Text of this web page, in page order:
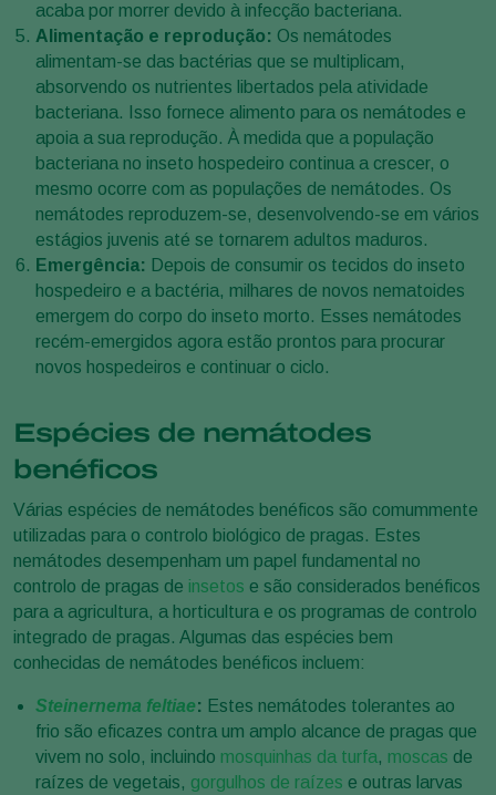
acaba por morrer devido à infecção bacteriana.
Alimentação e reprodução: Os nemátodes
alimentam-se das bactérias que se multiplicam,
absorvendo os nutrientes libertados pela atividade
bacteriana. Isso fornece alimento para os nemátodes e
apoia a sua reprodução. À medida que a população
bacteriana no inseto hospedeiro continua a crescer, o
mesmo ocorre com as populações de nemátodes. Os
nemátodes reproduzem-se, desenvolvendo-se em vários
estágios juvenis até se tornarem adultos maduros.
Emergência: Depois de consumir os tecidos do inseto
hospedeiro e a bactéria, milhares de novos nematoides
emergem do corpo do inseto morto. Esses nemátodes
recém-emergidos agora estão prontos para procurar
novos hospedeiros e continuar o ciclo.
Espécies de nemátodes
benéficos
Várias espécies de nemátodes benéficos são comummente
utilizadas para o controlo biológico de pragas. Estes
nemátodes desempenham um papel fundamental no
controlo de pragas de insetos e são considerados benéficos
para a agricultura, a horticultura e os programas de controlo
integrado de pragas. Algumas das espécies bem
conhecidas de nemátodes benéficos incluem:
Steinernema feltiae: Estes nemátodes tolerantes ao
frio são eficazes contra um amplo alcance de pragas que
vivem no solo, incluindo mosquinhas da turfa, moscas de
raízes de vegetais, gorgulhos de raízes e outras larvas